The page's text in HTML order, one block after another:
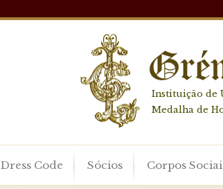
Instituição de
Medalha de
Dress Code Sócios Corpos